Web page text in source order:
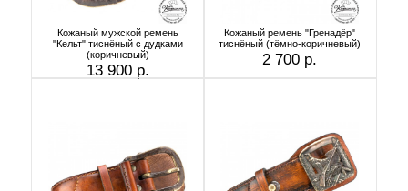
Кожаный мужской ремень
"Кельт" тиснёный с дудками
(коричневый)
13 900 р.
Кожаный ремень "Гренадёр"
тиснёный (тёмно-коричневый)
2 700 р.